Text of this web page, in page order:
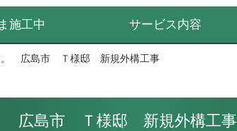
施工中 サービス内容
。 広島市 Ｔ様邸 新規外構工事
広島市 Ｔ様邸 新規外構工事